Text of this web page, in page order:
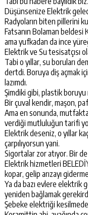
Düşünsenize Elektrik
Radyoların biten pillerini
Fatsanın Bolaman beldesi
ama yufkadan da ince
Elektrik ve Su tesisatçısı
Tabi o yıllar, su boruları
dertdi. Boruya diş açmak
lazımdı.
Şimdiki gibi, plastik boruyu
Bir çuval kendir, maşon,
Ama en sonunda,
verdiği mutluluğun tarifi
Elektrik deseniz, o yıllar
çarpılıyorsun yani.
Sigortalar zor atıyor. Bir
Elektrik hizmetleri
kopar, gelip arızayı
Ya da bazı evlere elektrik
yeniden bağlamak
Şebeke elektriği kesilmeden